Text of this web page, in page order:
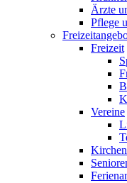
Ärzte
Pflege
Freizeit
Vereine
Kirchen